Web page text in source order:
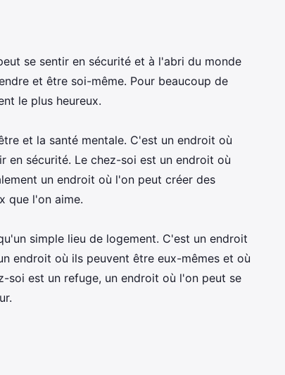
se sentir en sécurité et à l'abri du monde
et être soi-même. Pour beaucoup de
le plus heureux.
et la santé mentale. C'est un endroit où
en sécurité. Le chez-soi est un endroit où
un endroit où l'on peut créer des
que l'on aime.
simple lieu de logement. C'est un endroit
endroit où ils peuvent être eux-mêmes et où
soi est un refuge, un endroit où l'on peut se